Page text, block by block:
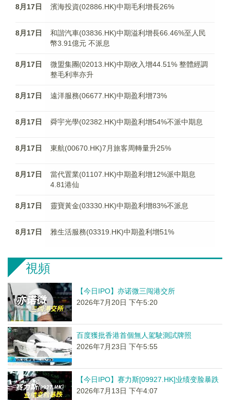
8月17日 濱海投資(02886.HK)中期毛利增長26%
8月17日
和諧汽車(03836.HK)中期溢利增長66.46%至人民
幣3.91億元 不派息
8月17日
微盟集團(02013.HK)中期收入增44.51% 整體經調
整毛利率亦升
8月17日 遠洋服務(06677.HK)中期盈利增73%
8月17日 舜宇光學(02382.HK)中期盈利增54%不派中期息
8月17日 東航(00670.HK)7月旅客周轉量升25%
8月17日
當代置業(01107.HK)中期盈利增12%派中期息
4.81港仙
8月17日 靈寶黃金(03330.HK)中期盈利增83%不派息
8月17日 雅生活服務(03319.HK)中期盈利增51%
視頻
【今日IPO】亦诺微三闯港交所
2026年7月20日 下午5:20
百度獲批香港首個無人駕駛測試牌照
2026年7月23日 下午5:55
【今日IPO】赛力斯[09927.HK]业绩变脸暴跌
2026年7月13日 下午4:07